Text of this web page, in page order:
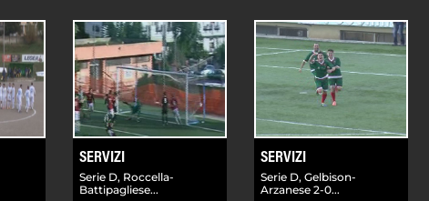
SERVIZI
Serie D, Roccella-
Battipagliese...
SERVIZI
Serie D, Gelbison-
Arzanese 2-0...